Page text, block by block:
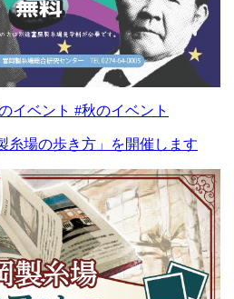
イベント #秋のイベント
糸場の歩き方」を開催します